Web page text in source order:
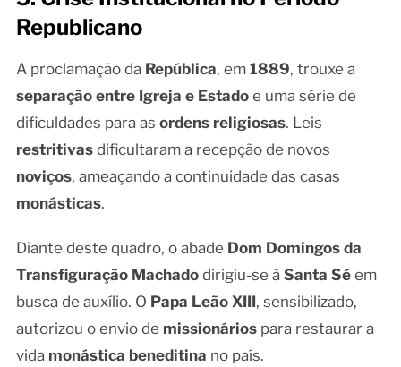
Republicano
A proclamação da República, em 1889, trouxe a
separação entre Igreja e Estadoe uma série de
dificuldades para as ordens religiosas. Leis
restritivasdificultaram a recepção de novos
noviços, ameaçando a continuidade das casas
monásticas.
Diante deste quadro, o abade Dom Domingos da
Transfiguração Machadodirigiu-se à Santa Séem
busca de auxílio. O Papa Leão XIII, sensibilizado,
autorizou o envio de missionáriospara restaurar a
vida monástica beneditina no país.